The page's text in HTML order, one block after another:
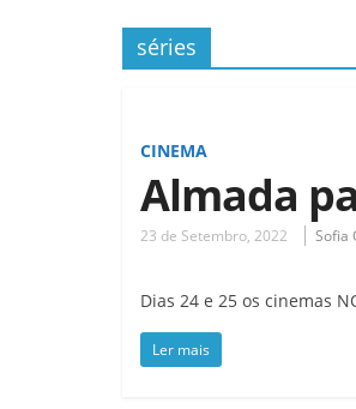
séries
CINEMA
Almada
23 de Setembro, 2022 Sofia
Dias 24 e 25 os cinemas
Ler mais